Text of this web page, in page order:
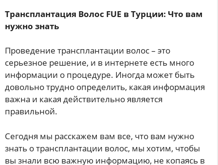
Трансплантация Волос FUE в Турции: Что вам
нужно знать
Проведение трансплантации волос – это
серьезное решение, и в интернете есть много
информации о процедуре. Иногда может быть
довольно трудно определить, какая информация
важна и какая действительно является
правильной.
Сегодня мы расскажем вам все, что вам нужно
знать о трансплантации волос, мы хотим, чтобы
вы знали всю важную информацию, не копаясь в